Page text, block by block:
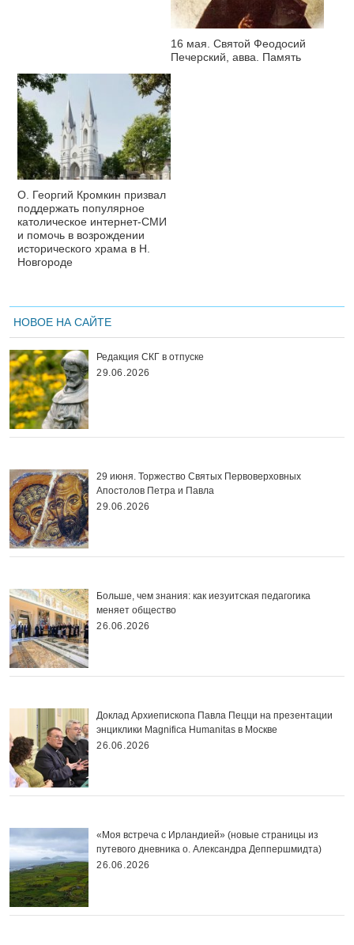
16 мая. Святой Феодосий
Печерский, авва. Память
О. Георгий Кромкин призвал
поддержать популярное
католическое интернет-СМИ
и помочь в возрождении
исторического храма в Н.
Новгороде
НОВОЕ НА САЙТЕ
Редакция СКГ в отпуске
29.06.2026
29 июня. Торжество Святых Первоверховных
Апостолов Петра и Павла
29.06.2026
Больше, чем знания: как иезуитская педагогика
меняет общество
26.06.2026
Доклад Архиепископа Павла Пецци на презентации
энциклики Magnifica Нumanitas в Москве
26.06.2026
«Моя встреча с Ирландией» (новые страницы из
путевого дневника о. Александра Деппершмидта)
26.06.2026